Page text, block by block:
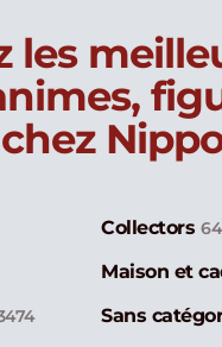
les
Collectors
Maison et
Sans